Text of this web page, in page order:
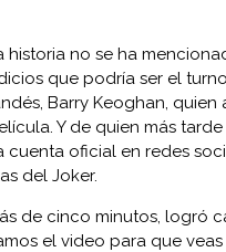
no se ha
que podría ser el
Barry Keoghan, quien
Y de quien más tarde
oficial en redes
del Joker.
de cinco minutos, logró
el video para que